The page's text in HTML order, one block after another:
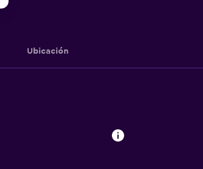
Ubicación